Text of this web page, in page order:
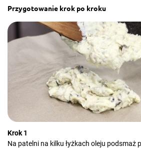
Przygotowanie krok po kroku
Krok 1
Na patelni na kilku łyżkach oleju podsmaż